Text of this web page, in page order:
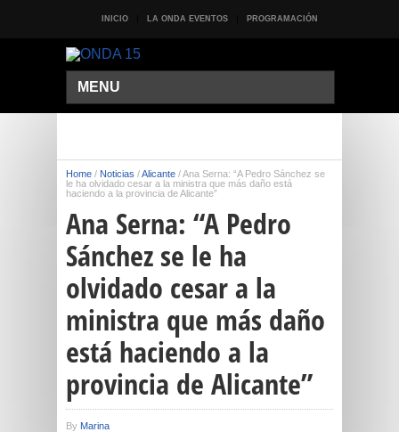
INICIO LA ONDA EVENTOS PROGRAMACIÓN
MENU
Home / Noticias /Alicante /Ana Serna: “A Pedro Sánchez se
le ha olvidado cesar a la ministra que más daño está
haciendo a la provincia de Alicante”
Ana Serna: “A Pedro
Sánchez se le ha
olvidado cesar a la
ministra que más daño
está haciendo a la
provincia de Alicante”
By Marina